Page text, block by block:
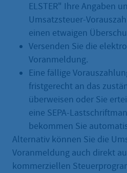
ELSTER" Ihre Angaben
Umsatzsteuer-
einen etwaigen
Versenden Sie die
Voranmeldung.
Eine fällige
fristgerecht an das
überweisen oder Sie
eine SEPA-
bekommen Sie
Alternativ können Sie die
Voranmeldung auch direkt
kommerziellen